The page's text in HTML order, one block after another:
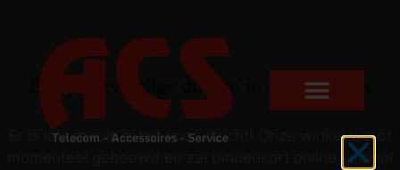
Er zijn geweldige dingen in het verschiet
Er is iets moois in het vooruitzicht! Onze winkel wordt
momenteel gebouwd en zal binnenkort online komen!